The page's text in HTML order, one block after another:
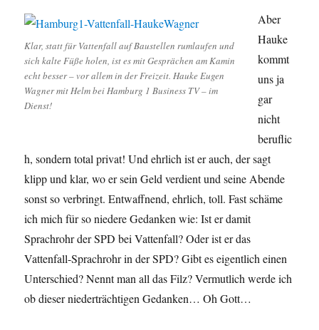
Klar, statt für Vattenfall auf Baustellen rumlaufen und
sich kalte Füße holen, ist es mit Gesprächen am Kamin
echt besser – vor allem in der Freizeit. Hauke Eugen
Wagner mit Helm bei Hamburg 1 Business TV – im
Dienst!
Aber
Hauke
kommt
uns ja
gar
nicht
beruflic
h, sondern total privat! Und ehrlich ist er auch, der sagt
klipp und klar, wo er sein Geld verdient und seine Abende
sonst so verbringt. Entwaffnend, ehrlich, toll. Fast schäme
ich mich für so niedere Gedanken wie: Ist er damit
Sprachrohr der SPD bei Vattenfall? Oder ist er das
Vattenfall-Sprachrohr in der SPD? Gibt es eigentlich einen
Unterschied? Nennt man all das Filz? Vermutlich werde ich
ob dieser niederträchtigen Gedanken… Oh Gott…